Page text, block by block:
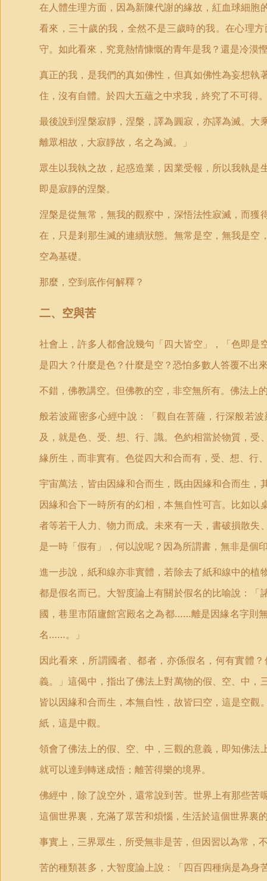
在人體生理方面，因為新陳代謝的緣故，紅血球細
看來，三十歲的我，全然不是三歲時的我。在心理
守。如此看來，究竟熱情慷慨的青年是我？還是冷漠
真正的我，是我們的真如佛性，但真如佛性為妄想
住，沒有自體。於四大五蘊之中求我，終究了不可得
最後說到涅槃寂靜，涅槃，譯為圓寂，亦譯為滅。
離眾相故，大寂靜故，名之為滅。」
眾生以我執之故，起惑造業，因業受報，所以我執
即是寂靜的涅槃。
涅槃是從無常，無我的觀察中，深悟法性寂滅，而
在，只是剎那生滅的連續狀態。無常是空，無我是
空為基礎。
那麼，空到底作何解釋？
二、空與苦
社會上，許多人都會說幾句「四大皆空」，「色即
是四大？什麼是色？什麼是空？恐怕多數人答覆不出
不錯，佛教講空。但佛教的空，非空無所有。佛法上
般若波羅密多心經中說：「觀自在菩薩，行深般若
及，就是色、受、想、行、識。色約相當於物質，
緣所生，而非實有。色從四大和合而有，受、想、行
宇宙萬法，皆由因緣和合而生，既由因緣和合而生
因緣和合下一時所有的幻相，本無自性可言。比如
者等若干人力、物力而成。未來有一天，書破損散
是一時「假有」，何以說呢？因為所謂書，無非是個
進一步說，紙和線亦非實體，若除去了紙和線中的
都是假名而已。大智度論上有關於假名的比喻說：
國，巷里市陌廬館宮殿名之為都……離是因緣名字則
名……。」
因此看來，所謂國者、都者，亦係假名，何有實體
義。」這偈中，指出了佛法上對萬物的假、空、中
皆以因緣和合而生，本無自性，故皆曰空，這是空
紙，這是中觀。
領會了佛法上的假、空、中，三觀的意義，即知佛
就可以達到轉迷成悟；離苦得樂的境界。
佛經中，除了說空外，還常說到苦。世界上有那些
這個世界裏，充滿了眾苦和煩惱，生活於這個世界裏
事實上，三界眾生，所受無非是苦，但因習以為常，
苦的種類甚多，大智度論上說：「四百四種病是為